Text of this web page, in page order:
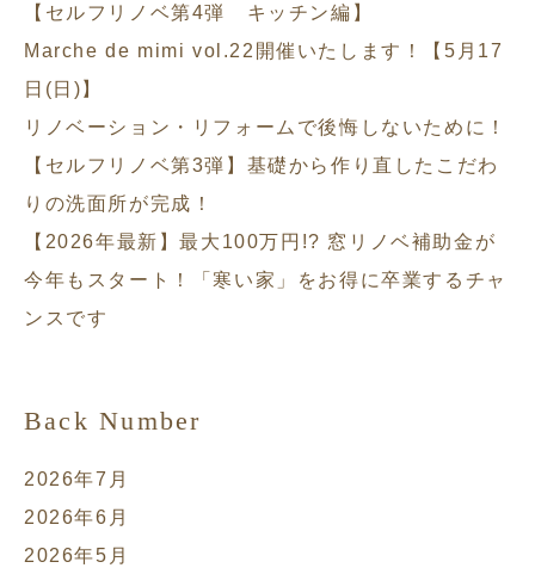
【セルフリノベ第4弾 キッチン編】
Marche de mimi vol.22開催いたします！【5月17
日(日)】
リノベーション・リフォームで後悔しないために！
【セルフリノベ第3弾】基礎から作り直したこだわ
りの洗面所が完成！
【2026年最新】最大100万円!? 窓リノベ補助金が
今年もスタート！「寒い家」をお得に卒業するチャ
ンスです
Back Number
2026年7月
2026年6月
2026年5月